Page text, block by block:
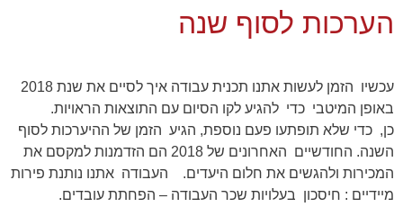
הערכות לסוף שנה
עכשיו הזמן לעשות אתנו תכנית עבודה איך לסיים את שנת 2018
באופן המיטבי כדי להגיע לקו הסיום עם התוצאות הראויות.
כן, כדי שלא תופתעו פעם נוספת, הגיע הזמן של ההיערכות לסוף
השנה. החודשיים האחרונים של 2018 הם הזדמנות למקסם את
המכירות ולהגשים את חלום היעדים. העבודה אתנו נותנת פירות
מיידיים : חיסכון בעלויות שכר העבודה – הפחתת עובדים.
חוויית
שלנו יעבוד
בצורה
מיטבית
במהלך
ביקורך. אם
תסרב/י
לקובצי
Cookie